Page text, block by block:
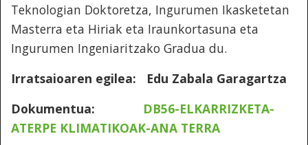
Teknologian Doktoretza, Ingurumen Ikasketetan
Masterra eta Hiriak eta Iraunkortasuna eta
Ingurumen Ingeniaritzako Gradua du.
Irratsaioaren egilea: Edu Zabala Garagartza
Dokumentua: DB56-ELKARRIZKETA-
ATERPE KLIMATIKOAK-ANA TERRA